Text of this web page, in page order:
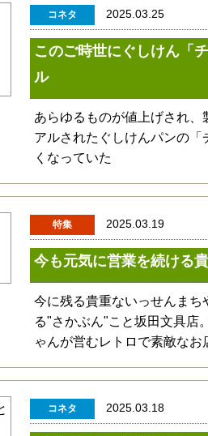
コネタ 2025.03.25
このご時世にぐしけん「
ル
あらゆるものが値上げされ
アルされたぐしけんパンの
くなっていた
特集 2025.03.19
今も元気に営業を続ける
今に残る貴重ないっせんま
る"さかぶん"こと坂田文具店
ゃんが営むレトロで素敵なお
コネタ 2025.03.18